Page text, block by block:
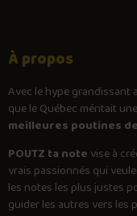
À propos
Avec lehypegrandissant
que le Québec méritait
meilleures poutines
POUTZ ta note vise à
vrais passionnés qui
les notes les plus justes
guider les autres vers les